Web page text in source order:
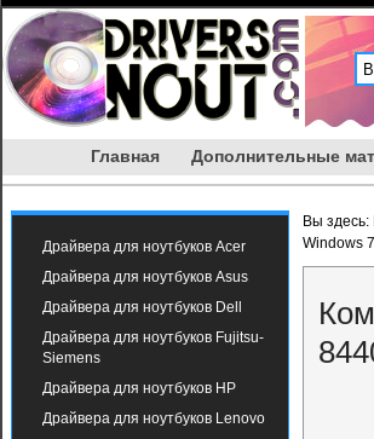
Главная Дополнительные
Драйвера для ноутбуков Acer
Драйвера для ноутбуков Asus
Драйвера для ноутбуков Dell
Драйвера для ноутбуков Fujitsu-
Siemens
Драйвера для ноутбуков HP
Драйвера для ноутбуков Lenovo
Вы здесь:
Windows 7